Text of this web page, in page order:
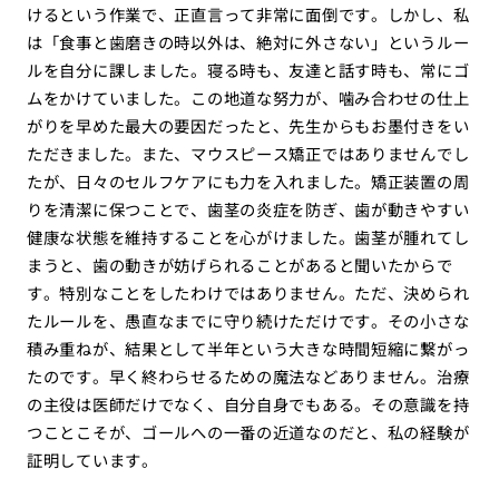
けるという作業で、正直言って非常に面倒です。しかし、私
は「食事と歯磨きの時以外は、絶対に外さない」というルー
ルを自分に課しました。寝る時も、友達と話す時も、常にゴ
ムをかけていました。この地道な努力が、噛み合わせの仕上
がりを早めた最大の要因だったと、先生からもお墨付きをい
ただきました。また、マウスピース矯正ではありませんでし
たが、日々のセルフケアにも力を入れました。矯正装置の周
りを清潔に保つことで、歯茎の炎症を防ぎ、歯が動きやすい
健康な状態を維持することを心がけました。歯茎が腫れてし
まうと、歯の動きが妨げられることがあると聞いたからで
す。特別なことをしたわけではありません。ただ、決められ
たルールを、愚直なまでに守り続けただけです。その小さな
積み重ねが、結果として半年という大きな時間短縮に繋がっ
たのです。早く終わらせるための魔法などありません。治療
の主役は医師だけでなく、自分自身でもある。その意識を持
つことこそが、ゴールへの一番の近道なのだと、私の経験が
証明しています。